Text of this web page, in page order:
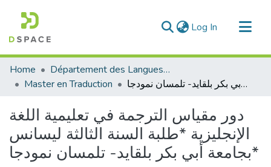
Log In (current)
Communities & Collections
All of DSpace
Home
Département des Langues étrangères
Master en Traduction
دور مقياس الترجمة في تعليمية اللغة الإنجليزية *طلبة السنة الثالثة ليسانس بجامعة أبي بكر بلقايد- تلمسان نمودجا*
دور مقياس الترجمة في تعليمية اللغة
الإنجليزية *طلبة السنة الثالثة ليسانس
بجامعة أبي بكر بلقايد- تلمسان نمودجا*